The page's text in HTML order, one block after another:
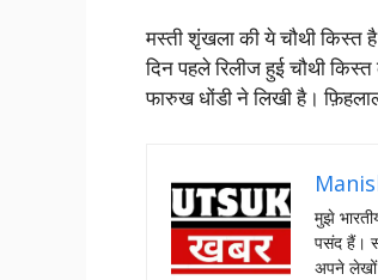
मस्ती शृंखला की ये चौथी
दिन पहले रिलीज हुई चौथी किस्त
फारुख धोंडी ने लिखी है।
मुझे
पसंद हैं।
अपने लेखों